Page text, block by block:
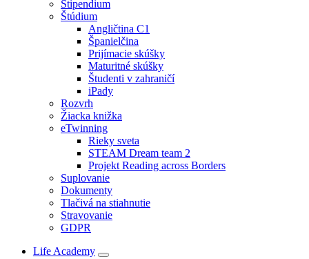
Štipendium
Štúdium
Angličtina C1
Španielčina
Prijímacie skúšky
Maturitné skúšky
Študenti v zahraničí
iPady
Rozvrh
Žiacka knižka
eTwinning
Rieky sveta
STEAM Dream team 2
Projekt Reading across Borders
Suplovanie
Dokumenty
Tlačivá na stiahnutie
Stravovanie
GDPR
Life Academy